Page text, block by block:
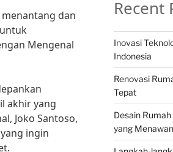
dan
Mengenal
akhir yang
Joko Santoso,
ingin
Recent
Inovasi
Indonesia
Renovasi
Tepat
Desain
yang Menawan